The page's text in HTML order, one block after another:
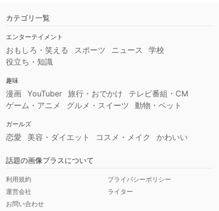
カテゴリ一覧
エンターテイメント
おもしろ・笑える スポーツ ニュース
学校
役立ち・知識
趣味
漫画 YouTuber 旅行・おでかけ
テレビ番組・CM
ゲーム・アニメ
グルメ・スイーツ 動物・ペット
ガールズ
恋愛 美容・ダイエット コスメ・メイク かわいい
話題の画像プラスについて
利用規約
プライバシーポリシー
運営会社
ライター
お問い合わせ